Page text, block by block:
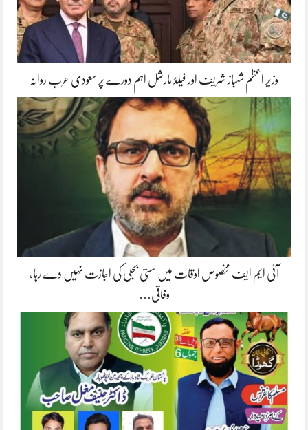
وزیر اعظم شہباز شریف اور فیلڈ مارشل اہم دورے پر سعودی عرب روانہ
آئی ایم ایف مخصوص اوقات میں سستی بجلی کی اجازت نہیں دے رہا،
وفاقی…